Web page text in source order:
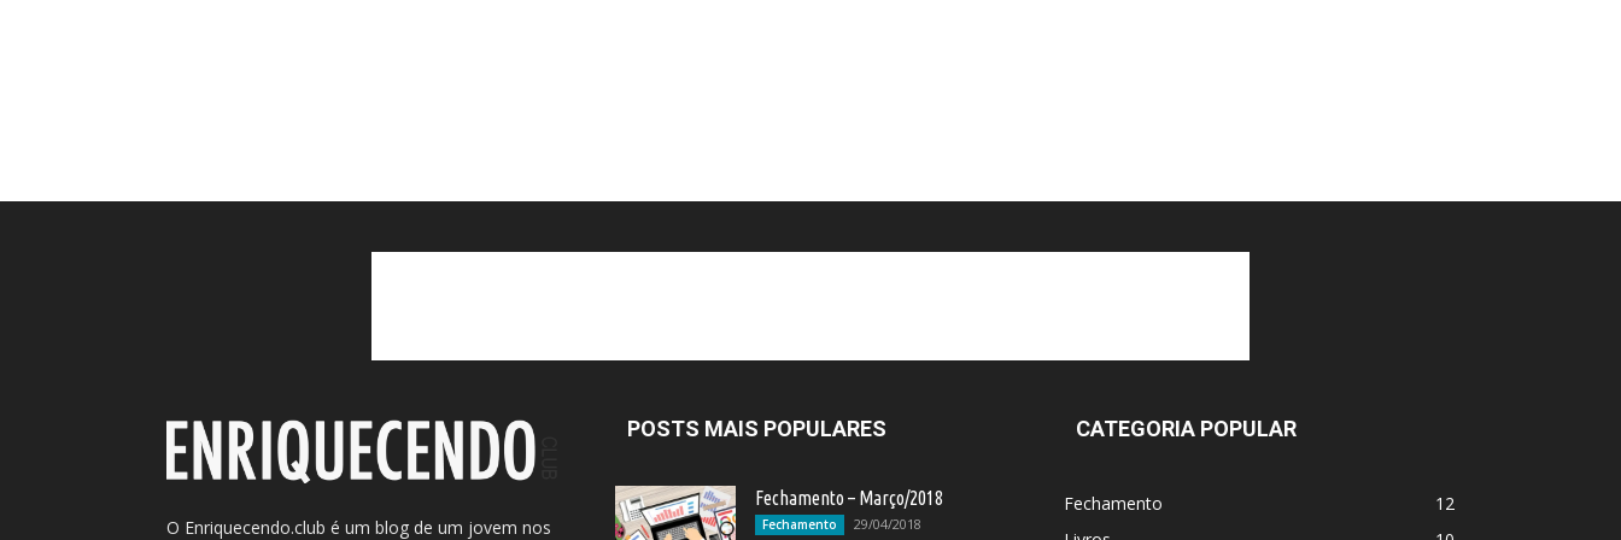
O Enriquecendo.club é um blog de um jovem nos
POSTS MAIS POPULARES
Fechamento – Março/2018
Fechamento 29/04/2018
CATEGORIA POPULAR
Fechamento
12